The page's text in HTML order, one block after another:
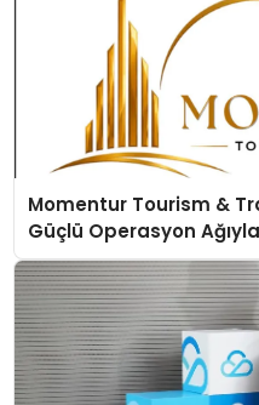
Momentur Tourism &
Güçlü Operasyon